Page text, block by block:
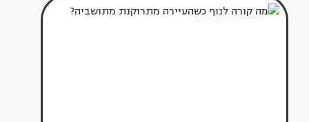
אדריכלות מהעולם